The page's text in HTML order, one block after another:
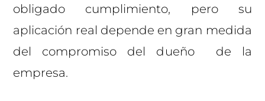
obligado cumplimiento, pero su
aplicación real depende en gran medida
del compromiso del dueño de la
empresa.